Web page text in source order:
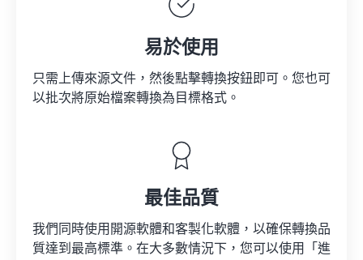
易於使用
只需上傳來源文件，然後點擊轉換按鈕即可。您也可
以批次將原始檔案轉換為目標格式。
最佳品質
我們同時使用開源軟體和客製化軟體，以確保轉換品
質達到最高標準。在大多數情況下，您可以使用「進